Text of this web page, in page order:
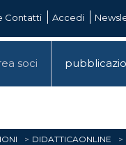
Contatti Accedi
soci
DIDATTICAONLINE